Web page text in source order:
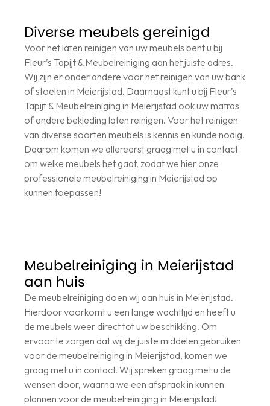
Diverse meubels gereinigd
Voor het laten reinigen van uw meubels bent u bij
Fleur’s Tapijt & Meubelreiniging aan het juiste adres.
Wij zijn er onder andere voor het reinigen van uw bank
of stoelen in Meierijstad. Daarnaast kunt u bij Fleur’s
Tapijt & Meubelreiniging in Meierijstad ook uw matras
of andere bekleding laten reinigen. Voor het reinigen
van diverse soorten meubels is kennis en kunde nodig.
Daarom komen we allereerst graag met u in contact
om welke meubels het gaat, zodat we hier onze
professionele meubelreiniging in Meierijstad op
kunnen toepassen!
Meubelreiniging in Meierijstad
aan huis
De meubelreiniging doen wij aan huis in Meierijstad.
Hierdoor voorkomt u een lange wachttijd en heeft u
de meubels weer direct tot uw beschikking. Om
ervoor te zorgen dat wij de juiste middelen gebruiken
voor de meubelreiniging in Meierijstad, komen we
graag met u in contact. Wij spreken graag met u de
wensen door, waarna we een afspraak in kunnen
plannen voor de meubelreiniging in Meierijstad!